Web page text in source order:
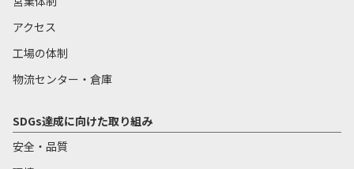
アクセス
工場の体制
物流センター・倉庫
SDGs達成に向けた取り組み
安全・品質